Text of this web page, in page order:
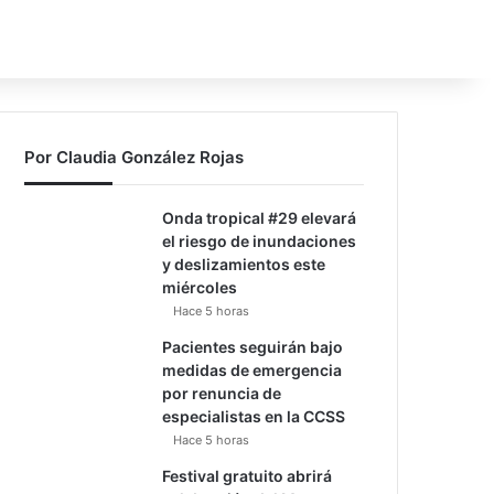
Por Claudia González Rojas
Onda tropical #29 elevará
el riesgo de inundaciones
y deslizamientos este
miércoles
Hace 5 horas
Pacientes seguirán bajo
medidas de emergencia
por renuncia de
especialistas en la CCSS
Hace 5 horas
Festival gratuito abrirá